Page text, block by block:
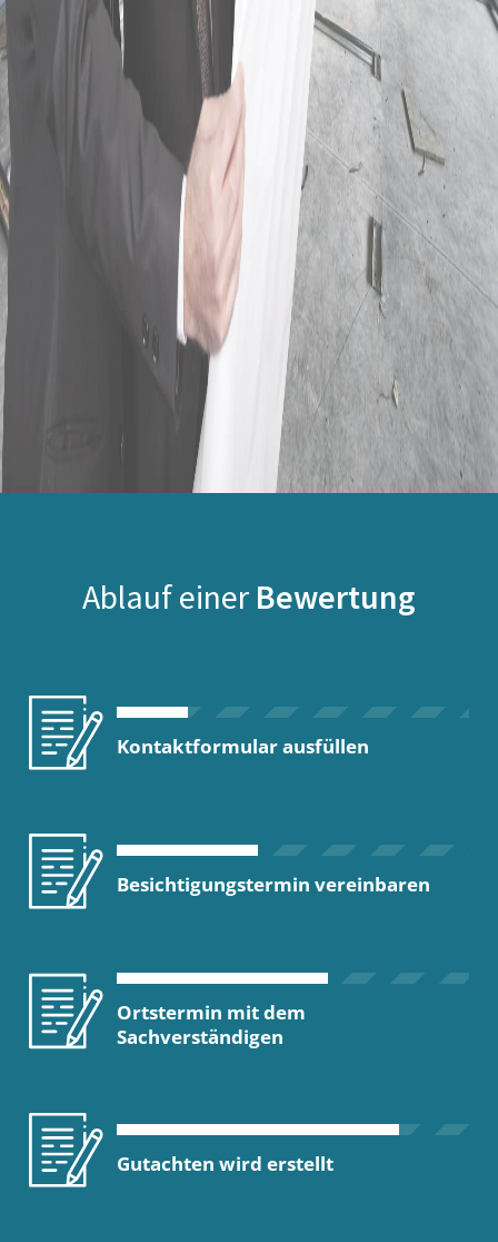
Ablauf einer Bewertung
Kontaktformular ausfüllen
Besichtigungstermin vereinbaren
Ortstermin mit dem
Sachverständigen
Gutachten wird erstellt